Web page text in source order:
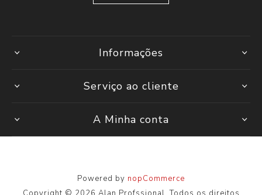
Informações
Serviço ao cliente
A Minha conta
Powered by nopCommerce